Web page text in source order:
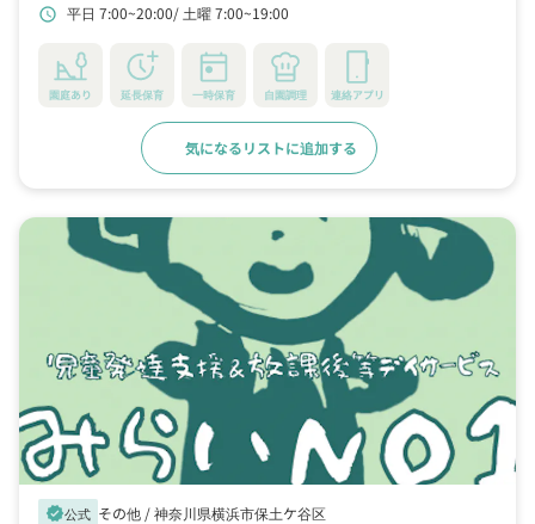
schedule 平日 7:00~20:00 土曜 7:00~19:00
園庭あり 延長保育 一時保育 自園調理 連絡アプリ
気になるリストに追加する
verified公式 その他 /神奈川県横浜市保土ケ谷区